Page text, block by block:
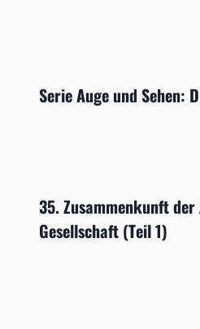
Serie Auge und Sehen:
35. Zusammenkunft
Gesellschaft (Teil 1)